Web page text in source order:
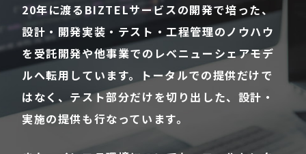
20年に渡るBIZTELサービスの開発で培った、
設計・開発実装・テスト・工程管理のノウハウ
を受託開発や他事業でのレベニューシェアモデ
ルへ転用しています。トータルでの提供だけで
はなく、テスト部分だけを切り出した、設計・
実施の提供も行なっています。